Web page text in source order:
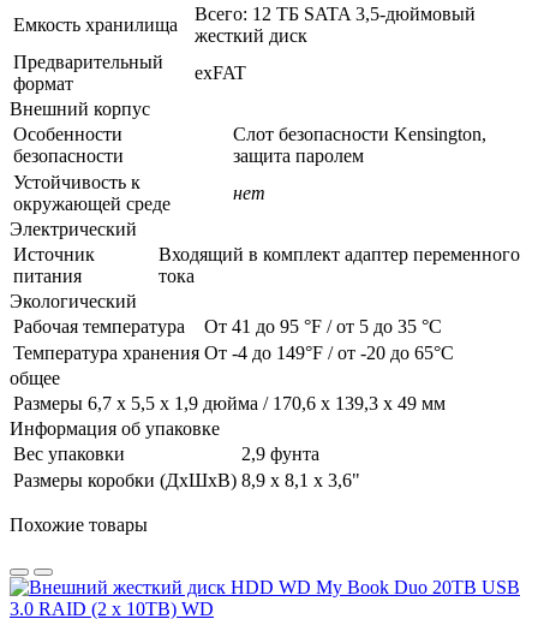
Емкость хранилища
Всего: 12 ТБ SATA 3,5-дюймовый
жесткий диск
Предварительный
формат
exFAT
Внешний корпус
Особенности
безопасности
Слот безопасности Kensington,
защита паролем
Устойчивость к
окружающей среде
нет
Электрический
Источник
питания
Входящий в комплект адаптер переменного
тока
Экологический
Рабочая температура
От 41 до 95 °F / от 5 до 35 °C
Температура хранения От -4 до 149°F / от -20 до 65°C
общее
Размеры 6,7 x 5,5 x 1,9 дюйма / 170,6 x 139,3 x 49 мм
Информация об упаковке
Вес упаковки
2,9 фунта
Размеры коробки (ДxШxВ) 8,9 x 8,1 x 3,6"
Похожие товары